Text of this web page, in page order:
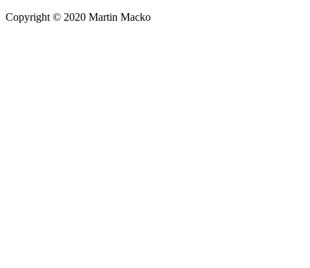
Copyright © 2020 Martin Macko